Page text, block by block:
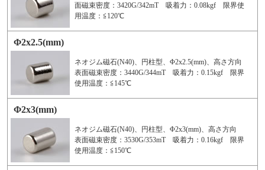
面磁束密度：3420G/342mT 吸着力：0.08kgf 限界使
用温度：≦120℃
Φ2x2.5(mm)
ネオジム磁石(N40)、円柱型、Φ2x2.5(mm)、高さ方向
表面磁束密度：3440G/344mT 吸着力：0.15kgf 限界
使用温度：≦145℃
Φ2x3(mm)
ネオジム磁石(N40)、円柱型、Φ2x3(mm)、高さ方向
表面磁束密度：3530G/353mT 吸着力：0.16kgf 限界
使用温度：≦150℃